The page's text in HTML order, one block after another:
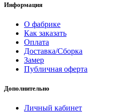
Информация
О фабрике
Как заказать
Оплата
Доставка/Сборка
Замер
Публичная оферта
Дополнительно
Личный кабинет